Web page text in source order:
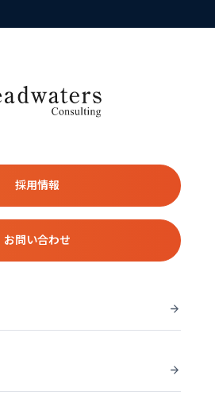
採用情報
お問い合わせ